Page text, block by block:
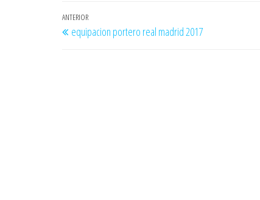
Navegación
de
Entrada
anterior
ANTERIOR
equipacion portero real madrid 2017